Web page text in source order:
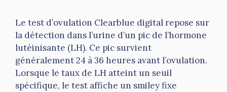
Le test d’ovulation Clearblue digital repose sur
la détection dans l’urine d’un pic de l’hormone
lutéinisante (LH). Ce pic survient
généralement 24 à 36 heures avant l’ovulation.
Lorsque le taux de LH atteint un seuil
spécifique, le test affiche un smiley fixe